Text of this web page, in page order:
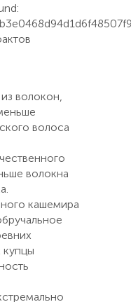
волокон,
волоса
волокна
кашемира
купцы